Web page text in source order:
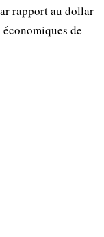
rapport au dollar
de